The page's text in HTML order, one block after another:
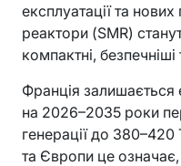
експлуатації та
реактори (SMR)
компактні,
Франція залишається
на 2026–2035 роки
генерації до 380–420
та Європи це